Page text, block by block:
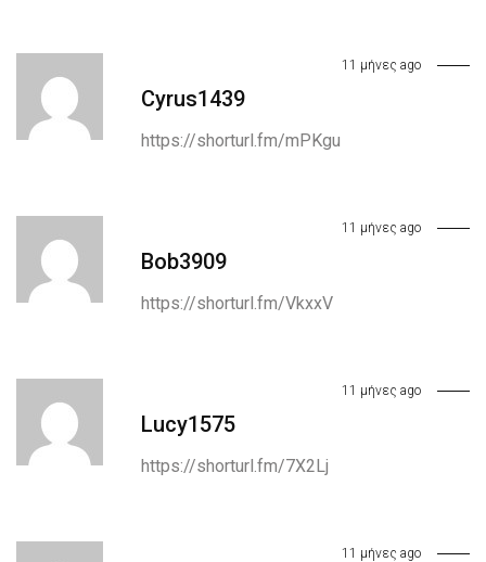
Cyrus1439
11 μήνες ago
https://shorturl.fm/mPKgu
Bob3909
11 μήνες ago
https://shorturl.fm/VkxxV
Lucy1575
11 μήνες ago
https://shorturl.fm/7X2Lj
11 μήνες ago